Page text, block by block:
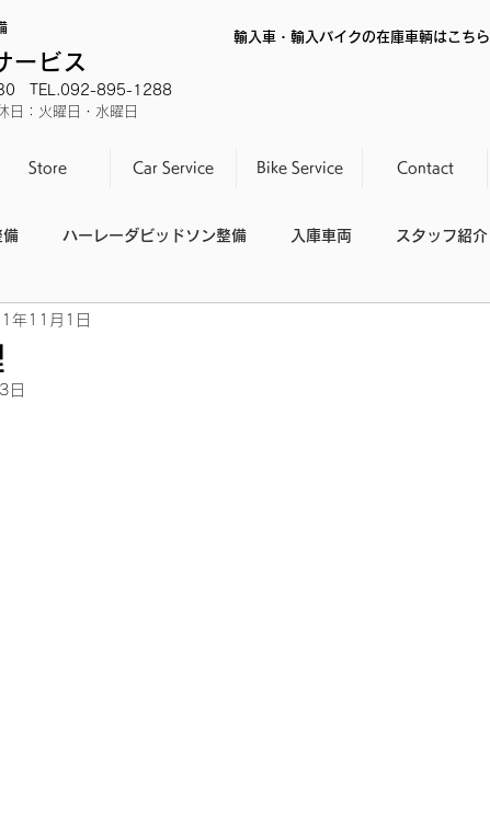
ービス
輸入車・輸入バイクの在庫車輌はこちら
30 TEL.092-895-1288
：火曜日・水曜日
Store Car Service Bike Service Contact
備 ハーレーダビッドソン整備 入庫車両 スタッフ紹介
スタッフの休日
年11月1日
日